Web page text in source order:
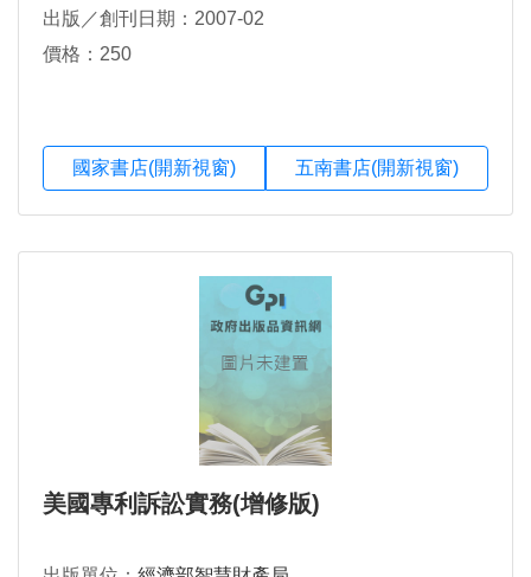
出版／創刊日期：2007-02
價格：250
國家書店(開新視窗) 五南書店(開新視窗)
美國專利訴訟實務(增修版)